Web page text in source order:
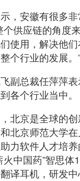
，安徽有很多
个供应链的角度
使用，解决他
个行业的发展。
副总裁任萍萍
各个行业当中。
北京是全球的
北京师范大学
力软件人才培
火中国药”智思
译耳机，研发中